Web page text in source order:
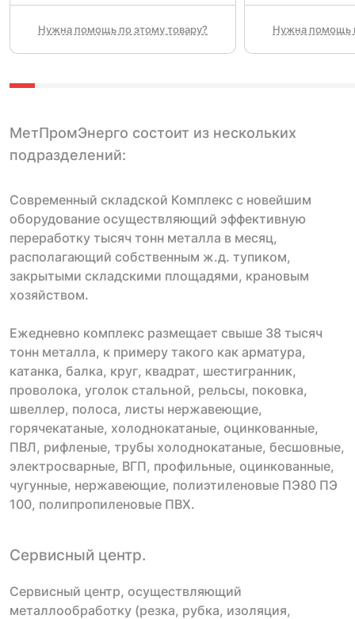
Нужна помощь по этому товару? Нужна помощь
МетПромЭнерго состоит из нескольких
подразделений:
Современный складской Комплекс с новейшим
оборудование осуществляющий эффективную
переработку тысяч тонн металла в месяц,
располагающий собственным ж.д. тупиком,
закрытыми складскими площадями, крановым
хозяйством.
Ежедневно комплекс размещает свыше 38 тысяч
тонн металла, к примеру такого как арматура,
катанка, балка, круг, квадрат, шестигранник,
проволока, уголок стальной, рельсы, поковка,
швеллер, полоса, листы нержавеющие,
горячекатаные, холоднокатаные, оцинкованные,
ПВЛ, рифленые, трубы холоднокатаные, бесшовные,
электросварные, ВГП, профильные, оцинкованные,
чугунные, нержавеющие, полиэтиленовые ПЭ80 ПЭ
100, полипропиленовые ПВХ.
Сервисный центр.
Сервисный центр, осуществляющий
металлообработку (резка, рубка, изоляция,